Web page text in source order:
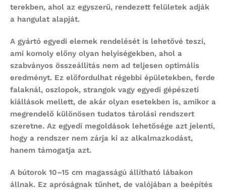
terekben, ahol az egyszerű, rendezett felületek adják
a hangulat alapját.
A gyártó egyedi elemek rendelését is lehetővé teszi,
ami komoly előny olyan helyiségekben, ahol a
szabványos összeállítás nem ad teljesen optimális
eredményt. Ez előfordulhat régebbi épületekben, ferde
falaknál, oszlopok, strangok vagy egyedi gépészeti
kiállások mellett, de akár olyan esetekben is, amikor a
megrendelő különösen tudatos tárolási rendszert
szeretne. Az egyedi megoldások lehetősége azt jelenti,
hogy a rendszer nem zárja ki az alkalmazkodást,
hanem támogatja azt.
A bútorok 10–15 cm magasságú állítható lábakon
állnak. Ez apróságnak tűnhet, de valójában a beépítés